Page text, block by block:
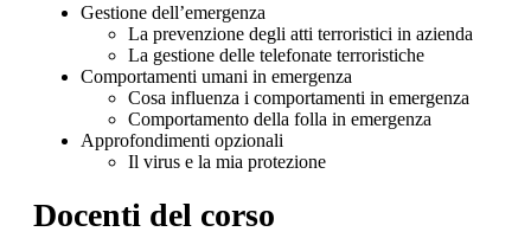
Gestione dell’emergenza
La prevenzione degli atti terroristici in azienda
La gestione delle telefonate terroristiche
Comportamenti umani in emergenza
Cosa influenza i comportamenti in emergenza
Comportamento della folla in emergenza
Approfondimenti opzionali
Il virus e la mia protezione
Docenti del corso